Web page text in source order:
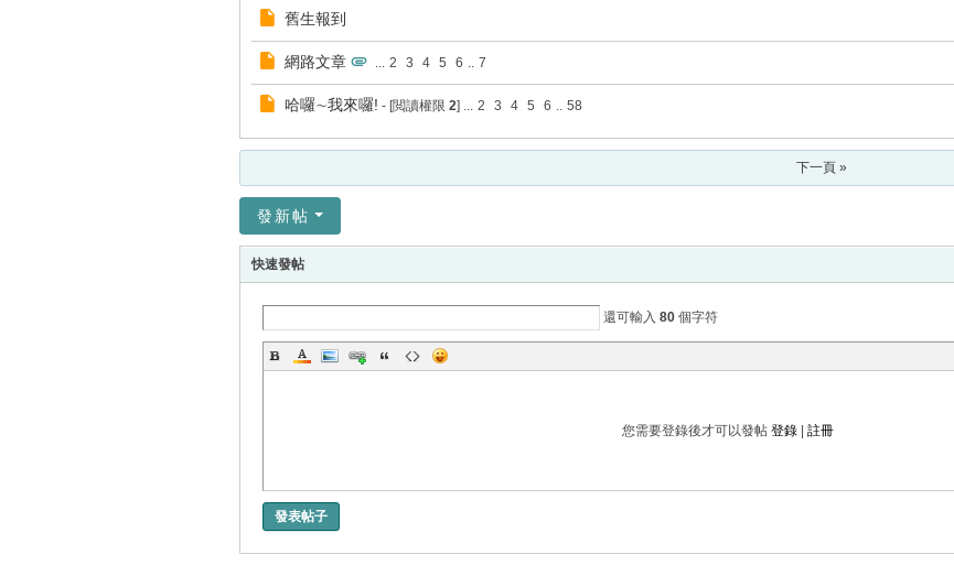
舊生報到
網路文章 ... 2 3 4 5 6 .. 7
哈囉∼我來囉! - [閲讀權限 2] ... 2 3 4 5 6 .. 58
下一頁 »
發新帖
快速發帖
還可輸入 80 個字符
您需要登錄後才可以發帖 登錄| 註冊
發表帖子